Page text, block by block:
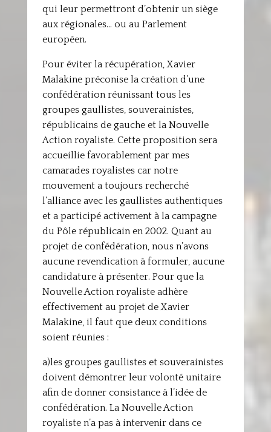
qui leur permettront d’obtenir un siège
aux régionales… ou au Parlement
européen.
Pour éviter la récupération, Xavier
Malakine préconise la création d’une
confédération réunissant tous les
groupes gaullistes, souverainistes,
républicains de gauche et la Nouvelle
Action royaliste. Cette proposition sera
accueillie favorablement par mes
camarades royalistes car notre
mouvement a toujours recherché
l’alliance avec les gaullistes authentiques
et a participé activement à la campagne
du Pôle républicain en 2002. Quant au
projet de confédération, nous n’avons
aucune revendication à formuler, aucune
candidature à présenter. Pour que la
Nouvelle Action royaliste adhère
effectivement au projet de Xavier
Malakine, il faut que deux conditions
soient réunies :
a)les groupes gaullistes et souverainistes
doivent démontrer leur volonté unitaire
afin de donner consistance à l’idée de
confédération. La Nouvelle Action
royaliste n’a pas à intervenir dans ce